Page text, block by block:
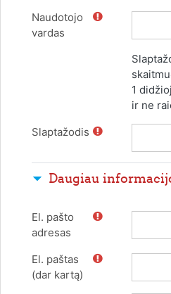
Naudotojo
vardas
1
ir ne
Slaptažodis
Daugiau
El. pašto
adresas
El. paštas
(dar kartą)